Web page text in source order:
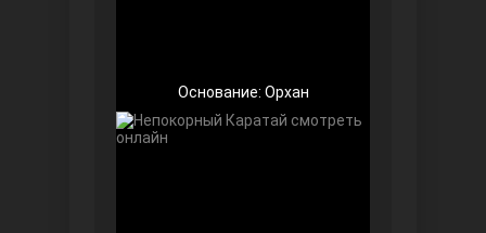
Основание: Орхан